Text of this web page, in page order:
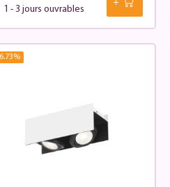
1 - 3 jours ouvrables
%